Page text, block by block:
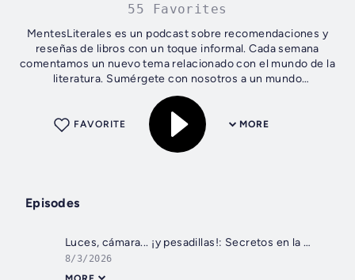
55 Favorites
MentesLiterales es un podcast sobre recomendaciones y
reseñas de libros con un toque informal. Cada semana
comentamos un nuevo tema relacionado con el mundo de la
literatura. Sumérgete con nosotros a un mundo
inimaginable lleno de aventuras, suspenso,...
MORE
FAVORITE
Episodes
Luces, cámara... ¡y pesadillas!: Secretos en la mansión del cine de terror
8/3/2026